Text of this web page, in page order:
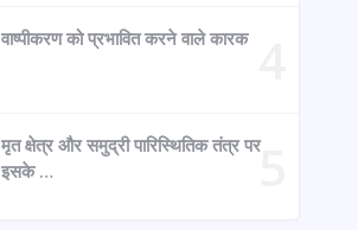
वाष्पीकरण को प्रभावित करने वाले कारक
मृत क्षेत्र और समुद्री पारिस्थितिक तंत्र पर
इसके …